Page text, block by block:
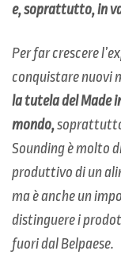
e, soprattutto, in
Per far crescere
conquistare nuovi
la tutela del Made
mondo,
Sounding è molto
produttivo di un
ma è anche un
distinguere i
fuori dal Belpaese.